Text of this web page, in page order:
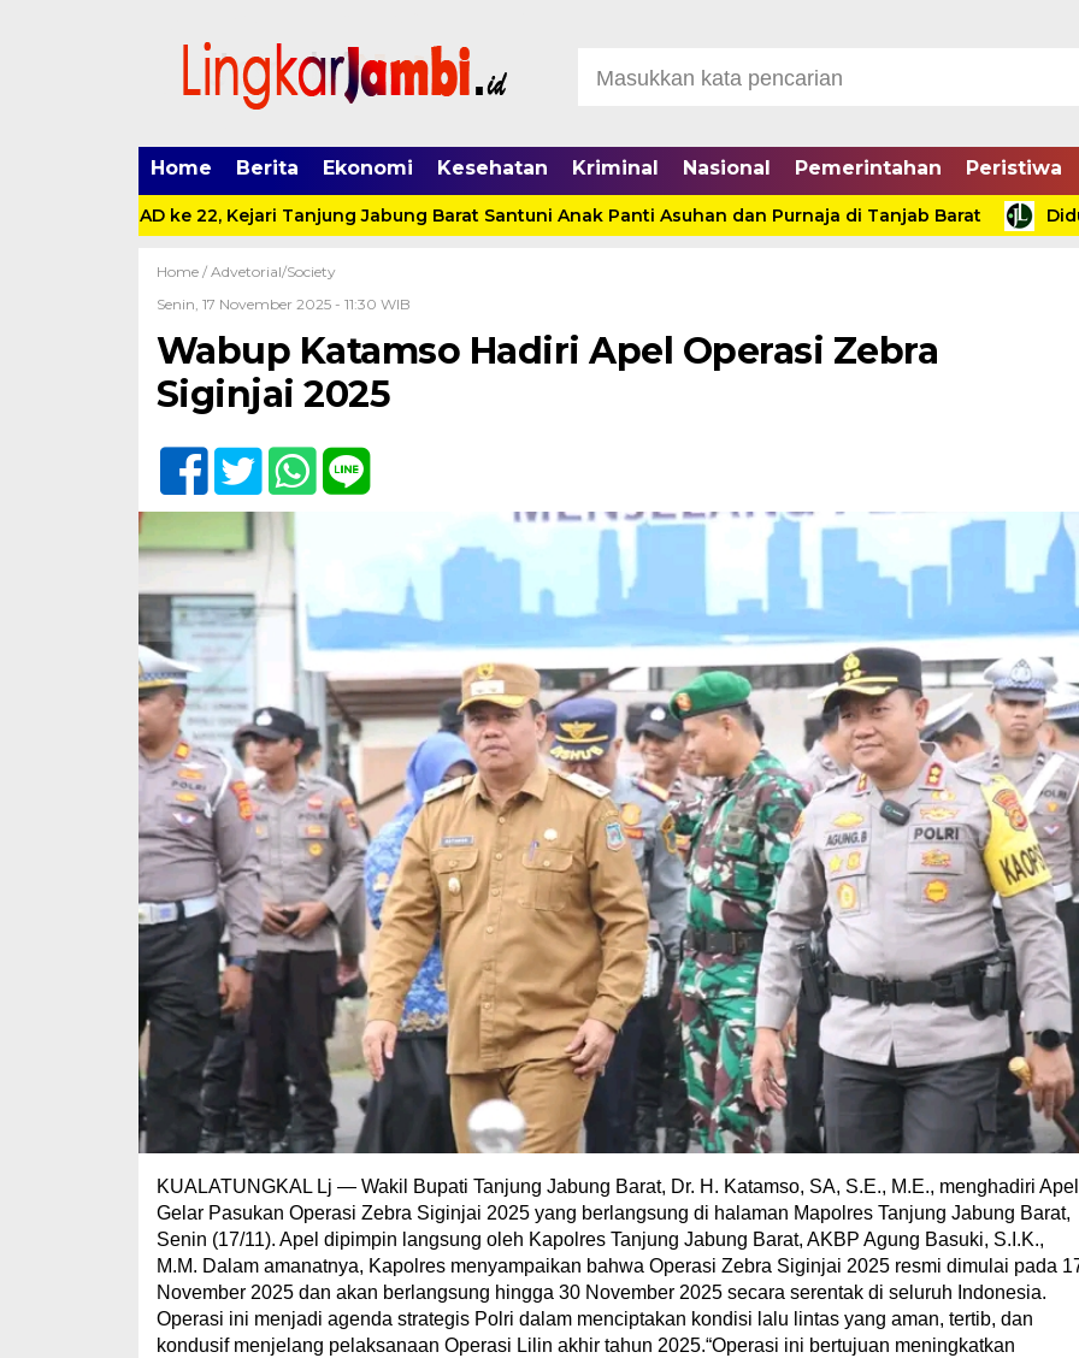
Home Berita Ekonomi Kesehatan Kriminal Nasional Pemerintahan Peristiwa
HUT IAD ke 22, Kejari Tanjung Jabung Barat Santuni Anak Panti Asuhan dan Purnaja di Tanjab Barat Diduga
Home / Advetorial/Society
Senin, 17 November 2025 - 11:30 WIB
Wabup Katamso Hadiri Apel Operasi Zebra
Siginjai 2025
KUALATUNGKAL Lj — Wakil Bupati Tanjung Jabung Barat, Dr. H. Katamso, SA, S.E., M.E., menghadiri Apel
Gelar Pasukan Operasi Zebra Siginjai 2025 yang berlangsung di halaman Mapolres Tanjung Jabung Barat,
Senin (17/11). Apel dipimpin langsung oleh Kapolres Tanjung Jabung Barat, AKBP Agung Basuki, S.I.K.,
M.M. Dalam amanatnya, Kapolres menyampaikan bahwa Operasi Zebra Siginjai 2025 resmi dimulai pada
November 2025 dan akan berlangsung hingga 30 November 2025 secara serentak di seluruh Indonesia.
Operasi ini menjadi agenda strategis Polri dalam menciptakan kondisi lalu lintas yang aman, tertib, dan
kondusif menjelang pelaksanaan Operasi Lilin akhir tahun 2025.“Operasi ini bertujuan meningkatkan